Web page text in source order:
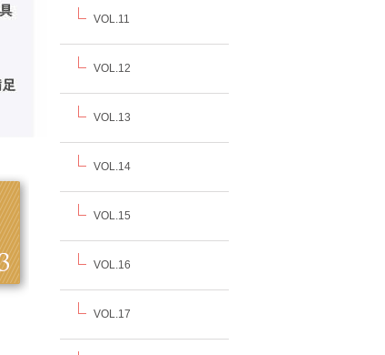
VOL.11
VOL.12
VOL.13
VOL.14
VOL.15
VOL.16
VOL.17